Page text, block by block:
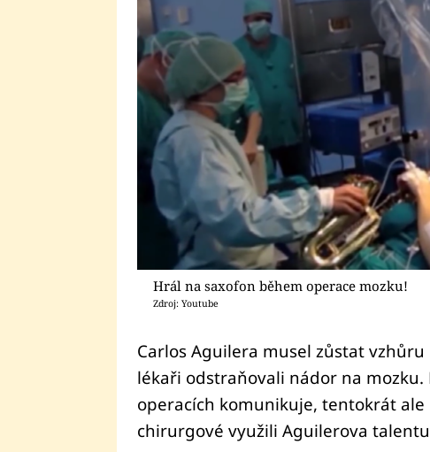
Hrál na saxofon během operace mozku!
Zdroj: Youtube
Carlos Aguilera musel zůstat
lékaři odstraňovali nádor na
operacích komunikuje, tentokrát
chirurgové využili Aguilerova